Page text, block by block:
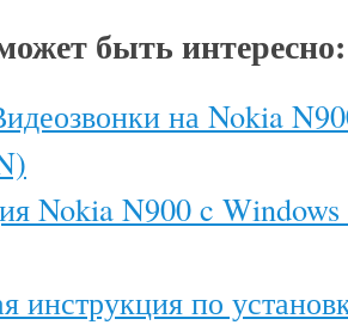
быть интересно:
на Nokia
Nokia N900 c
инструкция по